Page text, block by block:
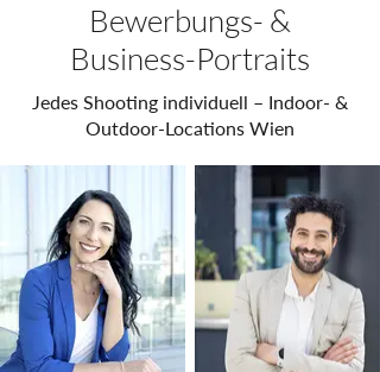
Bewerbungs- &
Business-Portraits
Jedes Shooting individuell – Indoor- &
Outdoor-Locations Wien